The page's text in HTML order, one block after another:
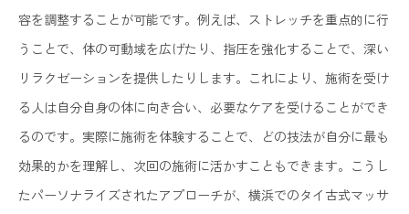
容を調整することが可能です。例えば、ストレッチを重点的に行
うことで、体の可動域を広げたり、指圧を強化することで、深い
リラクゼーションを提供したりします。これにより、施術を受け
る人は自分自身の体に向き合い、必要なケアを受けることができ
るのです。実際に施術を体験することで、どの技法が自分に最も
効果的かを理解し、次回の施術に活かすこともできます。こうし
たパーソナライズされたアプローチが、横浜でのタイ古式マッサ